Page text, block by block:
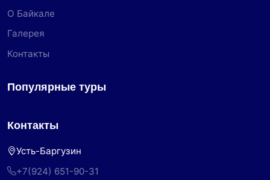
О Байкале
Галерея
Контакты
Популярные туры
Контакты
Усть-Баргузин
+7(924) 651-90-31